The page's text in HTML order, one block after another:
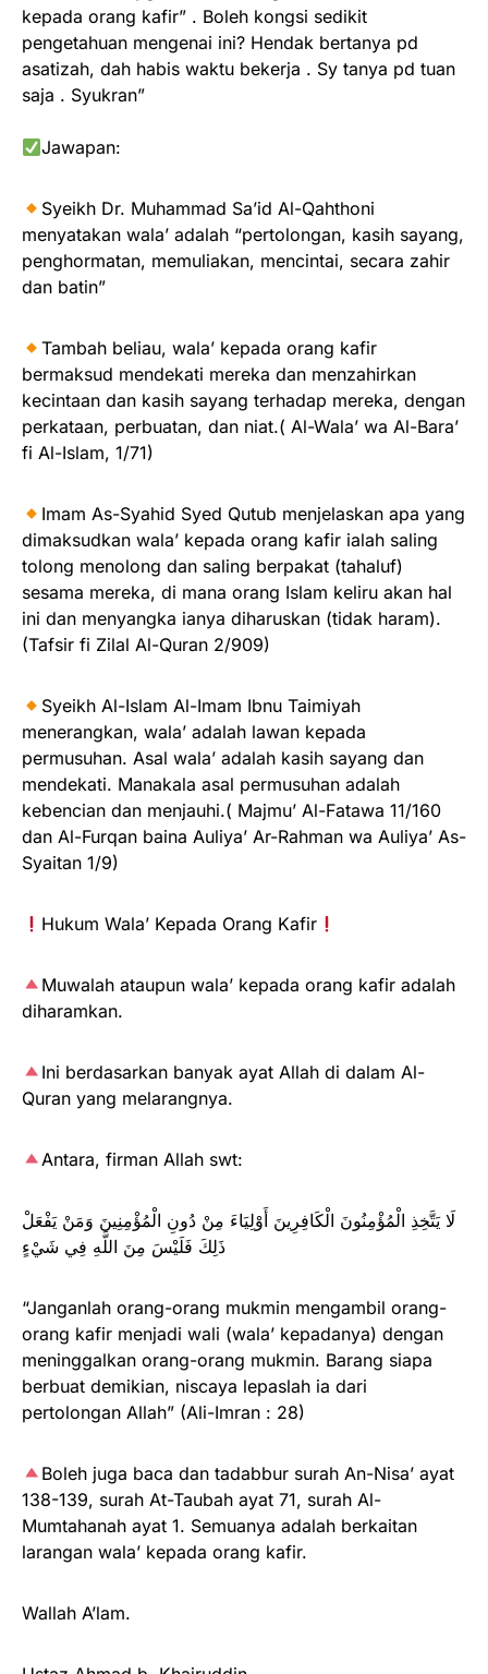
kepada orang kafir” . Boleh kongsi sedikit
pengetahuan mengenai ini? Hendak bertanya pd
asatizah, dah habis waktu bekerja . Sy tanya pd tuan
saja . Syukran”
Jawapan:
Syeikh Dr. Muhammad Sa’id Al-Qahthoni
menyatakan wala’ adalah “pertolongan, kasih sayang,
penghormatan, memuliakan, mencintai, secara zahir
dan batin”
Tambah beliau, wala’ kepada orang kafir
bermaksud mendekati mereka dan menzahirkan
kecintaan dan kasih sayang terhadap mereka, dengan
perkataan, perbuatan, dan niat.( Al-Wala’ wa Al-Bara’
fi Al-Islam, 1/71)
Imam As-Syahid Syed Qutub menjelaskan apa yang
dimaksudkan wala’ kepada orang kafir ialah saling
tolong menolong dan saling berpakat (tahaluf)
sesama mereka, di mana orang Islam keliru akan hal
ini dan menyangka ianya diharuskan (tidak haram).
(Tafsir fi Zilal Al-Quran 2/909)
Syeikh Al-Islam Al-Imam Ibnu Taimiyah
menerangkan, wala’ adalah lawan kepada
permusuhan. Asal wala’ adalah kasih sayang dan
mendekati. Manakala asal permusuhan adalah
kebencian dan menjauhi.( Majmu’ Al-Fatawa 11/160
dan Al-Furqan baina Auliya’ Ar-Rahman wa Auliya’ As-
Syaitan 1/9)
Hukum Wala’ Kepada Orang Kafir
Muwalah ataupun wala’ kepada orang kafir adalah
diharamkan.
Ini berdasarkan banyak ayat Allah di dalam Al-
Quran yang melarangnya.
Antara, firman Allah swt:
لَا يَتَّخِذِ الْمُؤْمِنُونَ الْكَافِرِينَ أَوْلِيَاءَ مِنْ دُونِ الْمُؤْمِنِينَ وَمَنْ يَفْعَلْ
ذَلِكَ فَلَيْسَ مِنَ اللَّهِ فِي شَيْءٍ
“Janganlah orang-orang mukmin mengambil orang-
orang kafir menjadi wali (wala’ kepadanya) dengan
meninggalkan orang-orang mukmin. Barang siapa
berbuat demikian, niscaya lepaslah ia dari
pertolongan Allah” (Ali-Imran : 28)
Boleh juga baca dan tadabbur surah An-Nisa’ ayat
138-139, surah At-Taubah ayat 71, surah Al-
Mumtahanah ayat 1. Semuanya adalah berkaitan
larangan wala’ kepada orang kafir.
Wallah A’lam.